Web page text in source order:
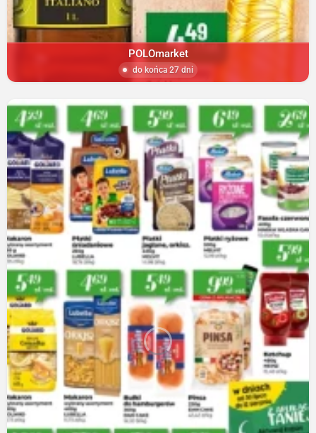
POLOmarket
do końca 27 dni